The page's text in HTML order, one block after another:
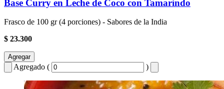
Base Curry en Leche de Coco con Tamarindo
Frasco de 100 gr (4 porciones) - Sabores de la India
$ 23.300
Agregar
Agregado ( )